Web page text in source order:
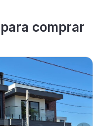
para comprar